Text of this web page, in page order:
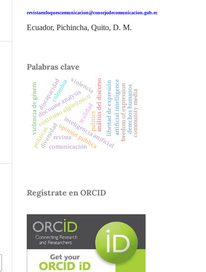
revistaenfoquescomunicacion@consejodecomunicacion.gob.ec
Ecuador, Pichincha, Quito, D. M.
Palabras clave
inteligencia artificial
análisis del discurso
centrismo algorítmico libertad de expresión
opinión pública
artificial intelligence
discourse analysis freedom of expression
violencia de génerodiscapacidad derechos humanos
diversidad
realidad
colombia
políticascomunicación
community media
politics
revista
violencia
Regístrate en ORCID